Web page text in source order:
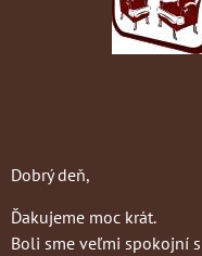
Dobrý deň,
Ďakujeme moc krát.
Boli sme veľmi spokojní